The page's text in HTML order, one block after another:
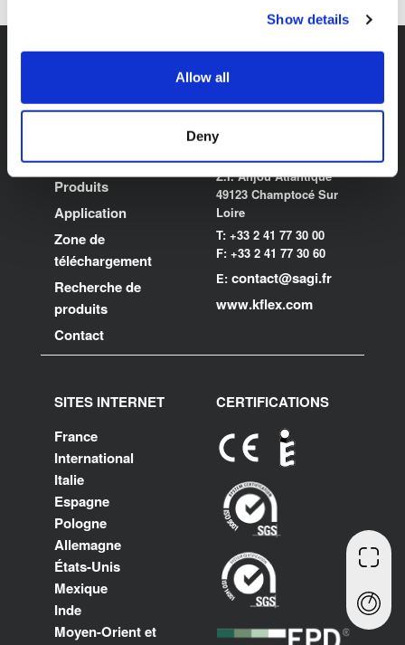
Show details
Allow all
Deny
À propos de K-FLEX
Produits
Application
Zone de
téléchargement
Recherche de
produits
Contact
SAGI K-FLEX
Z.I. Anjou Atlantique
49123 Champtocé Sur
Loire
T: +33 2 41 77 30 00
F: +33 2 41 77 30 60
E: contact@sagi.fr
www.kflex.com
SITES INTERNET
France
International
Italie
Espagne
Pologne
Allemagne
États-Unis
Mexique
Inde
Moyen-Orient et
CERTIFICATIONS